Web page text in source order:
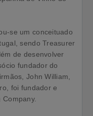
se um conceituado
sendo Treasurer
de desenvolver
fundador do
John William,
foi fundador e